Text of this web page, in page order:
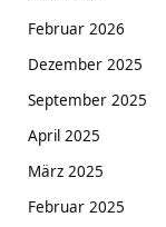
Februar 2026
Dezember 2025
September 2025
April 2025
März 2025
Februar 2025